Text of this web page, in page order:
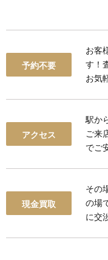
予約不要
お客
す！
お気
アクセス
駅か
ご来
でご
現金買取
その
の場
に交